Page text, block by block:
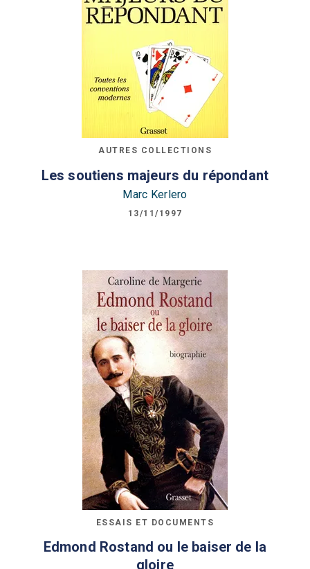
AUTRES COLLECTIONS
Les soutiens majeurs du répondant
Marc Kerlero
13/11/1997
ESSAIS ET DOCUMENTS
Edmond Rostand ou le baiser de la
gloire